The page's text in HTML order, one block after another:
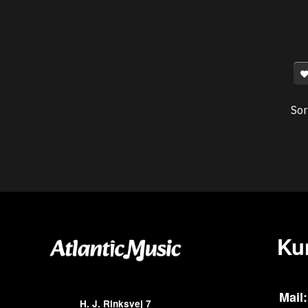
H. J. Rinksvej 7 Mail: